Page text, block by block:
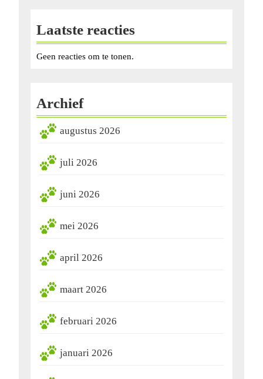
Laatste reacties
Geen reacties om te tonen.
Archief
augustus 2026
juli 2026
juni 2026
mei 2026
april 2026
maart 2026
februari 2026
januari 2026